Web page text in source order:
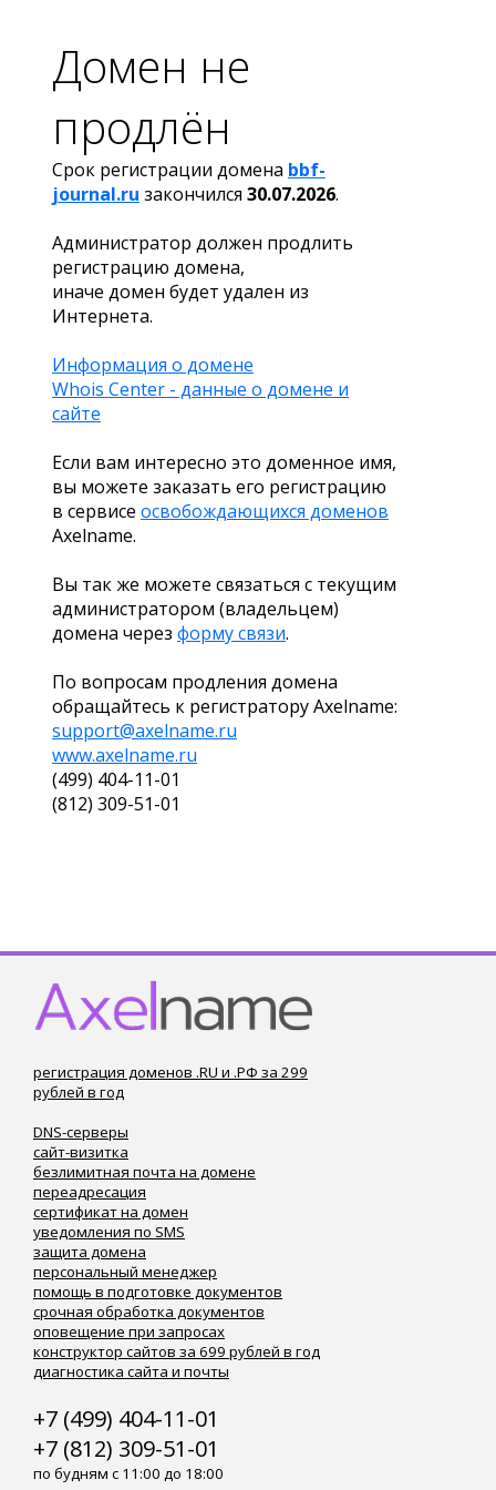
Домен не
продлён
Срок регистрации домена bbf-
journal.ru закончился 30.07.2026.
Администратор должен продлить
регистрацию домена,
иначе домен будет удален из
Интернета.
Информация о домене
Whois Center - данные о домене и
сайте
Если вам интересно это доменное имя,
вы можете заказать его регистрацию
в сервисе освобождающихся доменов
Axelname.
Вы так же можете связаться с текущим
администратором (владельцем)
домена через форму связи.
По вопросам продления домена
обращайтесь к регистратору Axelname:
support@axelname.ru
www.axelname.ru
(499) 404-11-01
(812) 309-51-01
регистрация доменов .RU и .РФ за 299
рублей в год
DNS-серверы
сайт-визитка
безлимитная почта на домене
переадресация
сертификат на домен
уведомления по SMS
защита домена
персональный менеджер
помощь в подготовке документов
срочная обработка документов
оповещение при запросах
конструктор сайтов за 699 рублей в год
диагностика сайта и почты
+7 (499) 404-11-01
+7 (812) 309-51-01
по будням с 11:00 до 18:00